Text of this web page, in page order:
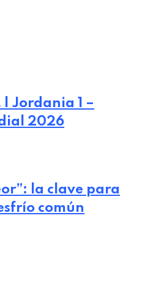
| Jordania 1 –
2026
la clave para
común